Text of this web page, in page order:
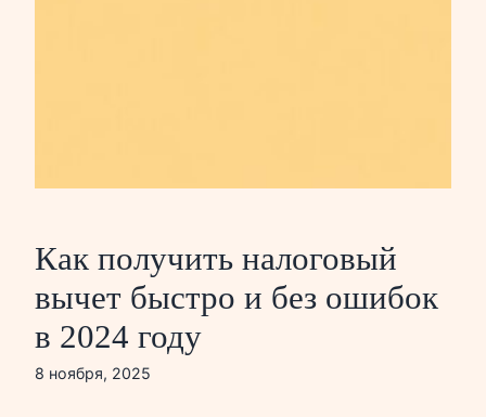
Как получить налоговый
вычет быстро и без ошибок
в 2024 году
8 ноября, 2025